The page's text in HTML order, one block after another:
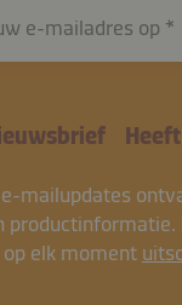
e-mailadres op
mailupdates
productinformatie.
elk moment